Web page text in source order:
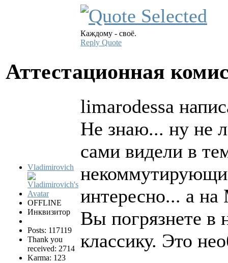
Каждому - своё.
Reply Quote
Аттестационная
Vladimirovich
OFFLINE
Инквизитор
Posts: 117119
Thank you
received: 2714
Karma: 123
limarodessa
Не знаю... ну не
сами видели в
интересно... а на
Вы погрязнете в
классику. Это